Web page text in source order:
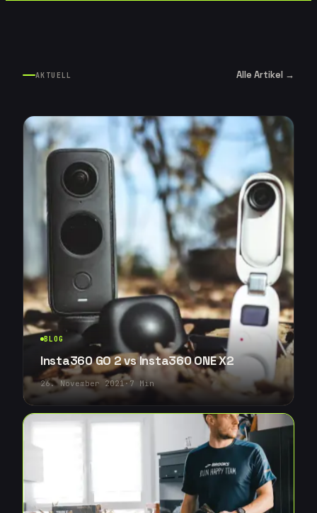
AKTUELL Alle Artikel →
BLOG
Insta360 GO 2 vs Insta360 ONE X2
26. November 2021 · 7 Min